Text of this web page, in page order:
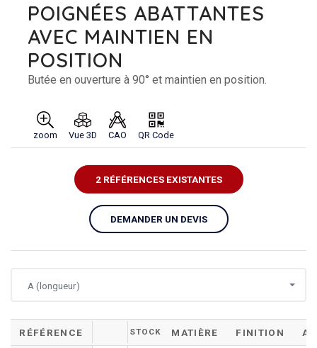
POIGNÉES ABATTANTES
AVEC MAINTIEN EN
POSITION
Butée en ouverture à 90° et maintien en position.
zoom Vue 3D CAO QR Code
2 RÉFÉRENCES EXISTANTES
DEMANDER UN DEVIS
A (longueur)
RÉFÉRENCE STOCK MATIÈRE FINITION A